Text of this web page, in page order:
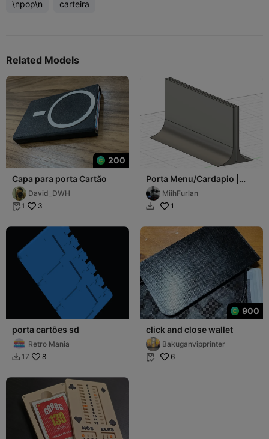
\npop\n carteira
Related Models
200
Capa para porta Cartão
David_DWH
 1 3
Porta Menu/Cardapio |
Menu Holder/Menu
MiihFurlan
 1
porta cartões sd
Retro Mania
 17 8
900
click and close wallet
Bakuganvipprinter
 6